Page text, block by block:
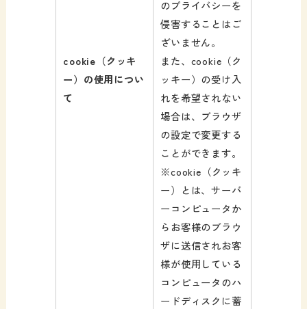
cookie（クッキ
ー）の使用につい
て
のプライバシーを
侵害することはご
ざいません。
また、cookie（ク
ッキー）の受け入
れを希望されない
場合は、ブラウザ
の設定で変更する
ことができます。
※cookie（クッキ
ー）とは、サーバ
ーコンピュータか
らお客様のブラウ
ザに送信されお客
様が使用している
コンピュータのハ
ードディスクに蓄